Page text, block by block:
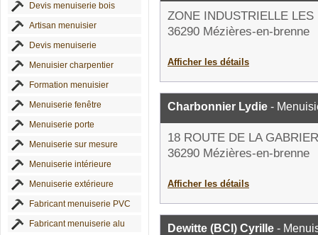
Devis menuiserie bois
Artisan menuisier
Devis menuiserie
Menuisier charpentier
Formation menuisier
Menuiserie fenêtre
Menuiserie porte
Menuiserie sur mesure
Menuiserie intérieure
Menuiserie extérieure
Fabricant menuiserie PVC
Fabricant menuiserie alu
ZONE INDUSTRIELLE LES
36290 Mézières-en-brenne
Afficher les détails
Charbonnier Lydie -
18 ROUTE DE LA
36290 Mézières-en-brenne
Afficher les détails
Dewitte (BCI) Cyrille -